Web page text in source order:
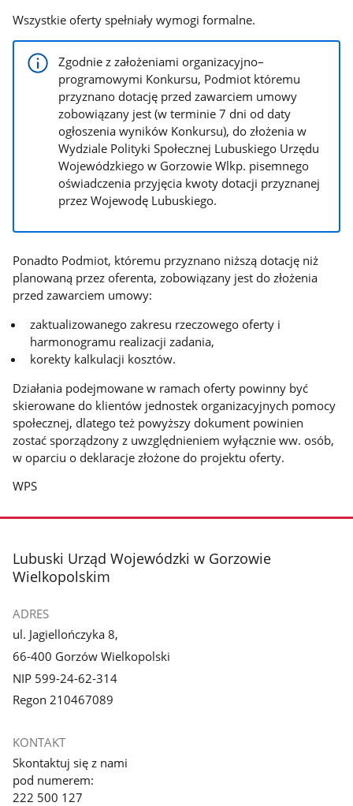
Wszystkie oferty spełniały wymogi formalne.
Zgodnie z założeniami organizacyjno–
programowymi Konkursu, Podmiot któremu
przyznano dotację przed zawarciem umowy
zobowiązany jest (w terminie 7 dni od daty
ogłoszenia wyników Konkursu), do złożenia w
Wydziale Polityki Społecznej Lubuskiego Urzędu
Wojewódzkiego w Gorzowie Wlkp. pisemnego
oświadczenia przyjęcia kwoty dotacji przyznanej
przez Wojewodę Lubuskiego.
Ponadto Podmiot, któremu przyznano niższą dotację niż
planowaną przez oferenta, zobowiązany jest do złożenia
przed zawarciem umowy:
zaktualizowanego zakresu rzeczowego oferty i
harmonogramu realizacji zadania,
korekty kalkulacji kosztów.
Działania podejmowane w ramach oferty powinny być
skierowane do klientów jednostek organizacyjnych pomocy
społecznej, dlatego też powyższy dokument powinien
zostać sporządzony z uwzględnieniem wyłącznie ww. osób,
w oparciu o deklaracje złożone do projektu oferty.
WPS
stopka
Lubuski Urząd Wojewódzki w Gorzowie
Wielkopolskim
ADRES
ul. Jagiellończyka 8,
66-400 Gorzów Wielkopolski
NIP 599-24-62-314
Regon 210467089
KONTAKT
Skontaktuj się z nami
pod numerem:
222 500 127